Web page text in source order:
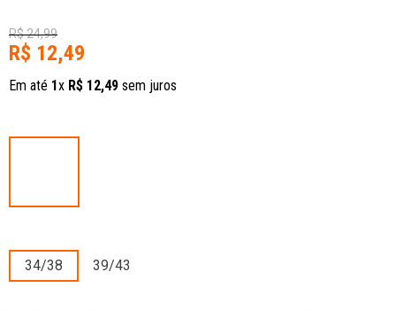
R$24,99
R$ 12,49
Em até 1x R$ 12,49 sem juros
34/38 39/43